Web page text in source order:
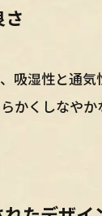
吸湿性と通
かくしなや